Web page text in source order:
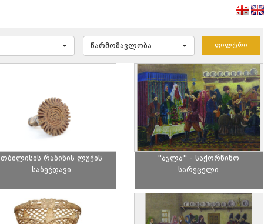
წარმომავლობა
თბილისის რაბინის ლუქის
საბეჭდავი
"აჯლა" - საქორწინო
სარეცელი